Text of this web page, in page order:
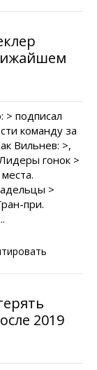
> подписал
команду за
Вильнев: >,
гонок >
>
при.
2019